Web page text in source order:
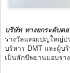
บริษัท ทางยกระดับด
รางวัลแคมเปญใหญ่
บริหาร DMT และผู้บ
เป็นสักขีพยานมอบรา